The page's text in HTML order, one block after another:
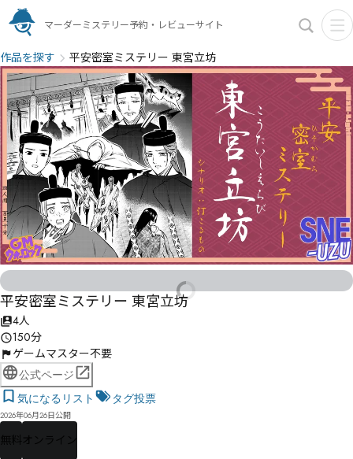
マーダーミステリー予約・レビューサイト
作品を探す 平安密室ミステリー 東宮立坊
平安密室ミステリー 東宮立坊
4人
150分
ゲームマスター不要
公式ページ
気になるリスト
タグ投票
2026年06月26日公開
無料 オンライン